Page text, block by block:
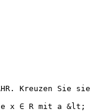
Kreuzen Sie sie
x ∈ R mit a &lt;